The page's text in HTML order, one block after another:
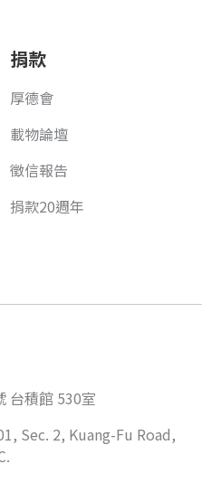
捐款
厚德會
載物論壇
徵信報告
捐款20週年
台積館 530室
Sec. 2, Kuang-Fu Road,